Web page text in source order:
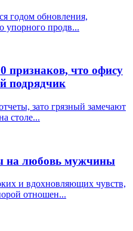
годом обновления,
упорного продв...
признаков, что офису
подрядчик
зато грязный замечают
столе...
на любовь мужчины
и вдохновляющих чувств,
отношен...